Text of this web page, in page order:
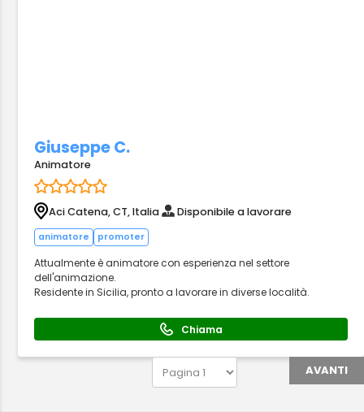
Giuseppe C.
Animatore
Aci Catena, CT, Italia Disponibile a lavorare
animatore promoter
Attualmente è animatore con esperienza nel settore
dell'animazione.
Residente in Sicilia, pronto a lavorare in diverse località.
Chiama
AVANTI